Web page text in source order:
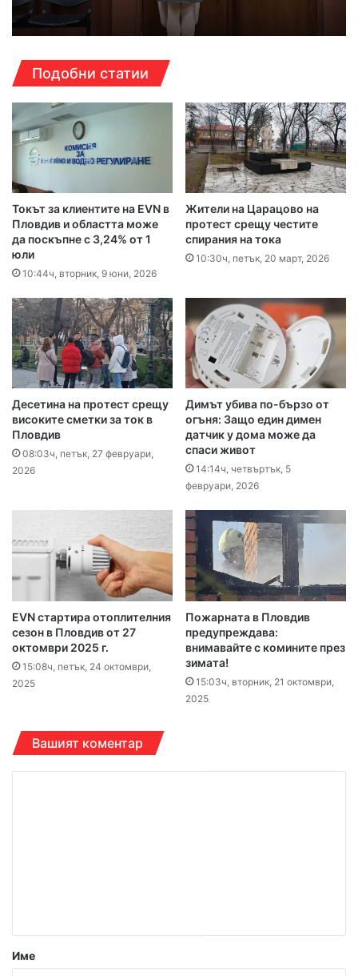
Подобни статии
Токът за клиентите на EVN в
Пловдив и областта може
да поскъпне с 3,24% от 1
юли
10:44ч, вторник, 9 юни, 2026
Жители на Царацово на
протест срещу честите
спирания на тока
10:30ч, петък, 20 март, 2026
Десетина на протест срещу
високите сметки за ток в
Пловдив
08:03ч, петък, 27 февруари,
2026
Димът убива по-бързо от
огъня: Защо един димен
датчик у дома може да
спаси живот
14:14ч, четвъртък, 5
февруари, 2026
EVN стартира отоплителния
сезон в Пловдив oт 27
октомври 2025 г.
15:08ч, петък, 24 октомври,
2025
Пожарната в Пловдив
предупреждава:
внимавайте с комините през
зимата!
15:03ч, вторник, 21 октомври,
2025
Вашият коментар
р
Име